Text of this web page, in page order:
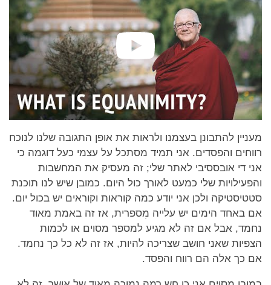
מעניין להתבונן בעצמנו ולראות את אופן התגובה שלנו לנוכח
רווחים והפסדים. אני תמיד מסתכל על עצמי כעל דוגמה כי
אני די אובססיבי לאתר שלי; זה מעסיק את המחשבות
והפעילויות שלי כמעט לאורך כול היום. כמובן שיש לנו תוכנת
סטטיסטיקה ולכן אני יודע כמה קוראות וקוראים יש בכול יום.
אם באחד הימים יש עלייה מִספרית, אז זה באמת מאוד
נחמד, אבל אם זה לא מגיע למספר מסוים או לכמות
הצפיות שאני חושב שצריכה להיות, אז זה לא כל כך נחמד.
אם כך אלה הם רווח והפסד.